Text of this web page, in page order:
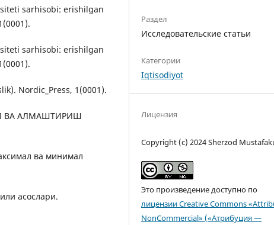
sarhisobi: erishilgan
sarhisobi: erishilgan
Nordic_Press, 1(0001).
ВА АЛМАШТИРИШ
ва минимал
асослари.
Раздел
Исследовательские статьи
Категории
Iqtisodiyot
Лицензия
Copyright (c) 2024 Sherzod
Это произведение доступно по
лицензии Creative Commons
NonCommercial» («Атрибуция —